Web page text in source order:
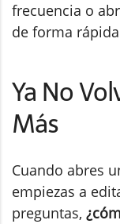
frecuencia o
de forma
Ya No
Más
Cuando abres
empiezas a
preguntas,